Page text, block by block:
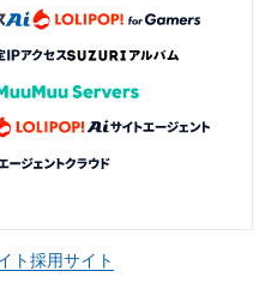
ト採用サイト